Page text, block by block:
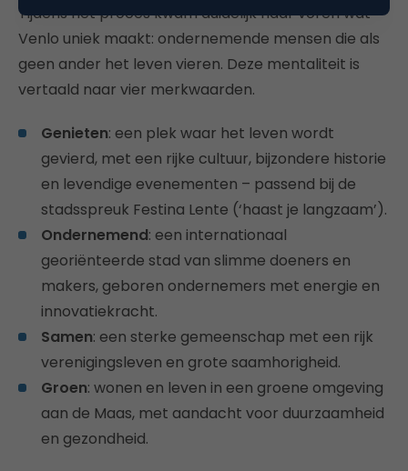
Tijdens het proces kwam duidelijk naar voren wat
Venlo uniek maakt: ondernemende mensen die als
geen ander het leven vieren. Deze mentaliteit is
vertaald naar vier merkwaarden.
Genieten: een plek waar het leven wordt
gevierd, met een rijke cultuur, bijzondere historie
en levendige evenementen – passend bij de
stadsspreuk Festina Lente (‘haast je langzaam’).
Ondernemend: een internationaal
georiënteerde stad van slimme doeners en
makers, geboren ondernemers met energie en
innovatiekracht.
Samen: een sterke gemeenschap met een rijk
verenigingsleven en grote saamhorigheid.
Groen: wonen en leven in een groene omgeving
aan de Maas, met aandacht voor duurzaamheid
en gezondheid.